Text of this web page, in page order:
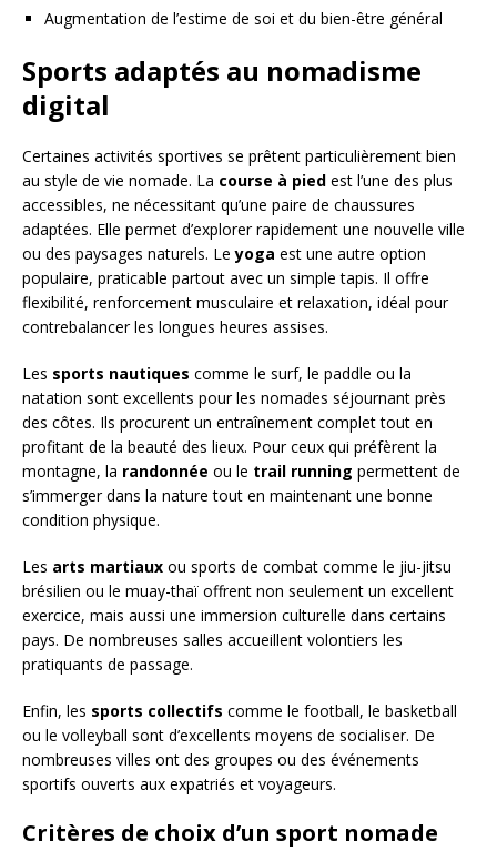
Augmentation de l’estime de soi et du bien-être général
Sports adaptés au nomadisme
digital
Certaines activités sportives se prêtent particulièrement bien
au style de vie nomade. La course à pied est l’une des plus
accessibles, ne nécessitant qu’une paire de chaussures
adaptées. Elle permet d’explorer rapidement une nouvelle ville
ou des paysages naturels. Leyoga est une autre option
populaire, praticable partout avec un simple tapis. Il offre
flexibilité, renforcement musculaire et relaxation, idéal pour
contrebalancer les longues heures assises.
Les sports nautiques comme le surf, le paddle ou la
natation sont excellents pour les nomades séjournant près
des côtes. Ils procurent un entraînement complet tout en
profitant de la beauté des lieux. Pour ceux qui préfèrent la
montagne, la randonnée ou le trail running permettent de
s’immerger dans la nature tout en maintenant une bonne
condition physique.
Les arts martiaux ou sports de combat comme le jiu-jitsu
brésilien ou le muay-thaï offrent non seulement un excellent
exercice, mais aussi une immersion culturelle dans certains
pays. De nombreuses salles accueillent volontiers les
pratiquants de passage.
Enfin, les sports collectifs comme le football, le basketball
ou le volleyball sont d’excellents moyens de socialiser. De
nombreuses villes ont des groupes ou des événements
sportifs ouverts aux expatriés et voyageurs.
Critères de choix d’un sport nomade